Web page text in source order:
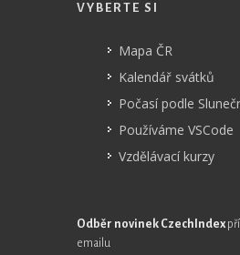
VYBERTE SI
Mapa ČR
Kalendář svátků
Počasí podle
Používáme VSCode
Vzdělávací kurzy
Odběr novinek CzechIndex
emailu